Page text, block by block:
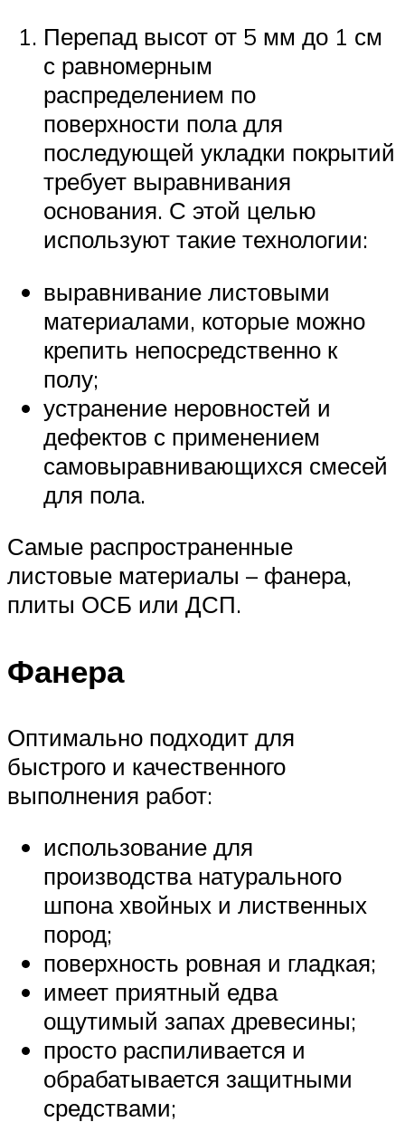
Перепад высот от 5 мм до 1 см
с равномерным
распределением по
поверхности пола для
последующей укладки покрытий
требует выравнивания
основания. С этой целью
используют такие технологии:
выравнивание листовыми
материалами, которые можно
крепить непосредственно к
полу;
устранение неровностей и
дефектов с применением
самовыравнивающихся смесей
для пола.
Самые распространенные
листовые материалы – фанера,
плиты ОСБ или ДСП.
Фанера
Оптимально подходит для
быстрого и качественного
выполнения работ:
использование для
производства натурального
шпона хвойных и лиственных
пород;
поверхность ровная и гладкая;
имеет приятный едва
ощутимый запах древесины;
просто распиливается и
обрабатывается защитными
средствами;